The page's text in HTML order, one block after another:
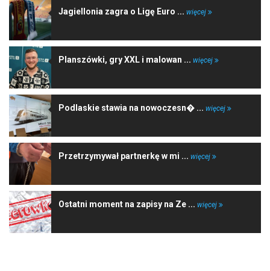
Jagiellonia zagra o Ligę Euro ... więcej
Planszówki, gry XXL i malowan ... więcej
Podlaskie stawia na nowoczesn� ... więcej
Przetrzymywał partnerkę w mi ... więcej
Ostatni moment na zapisy na Ze ... więcej